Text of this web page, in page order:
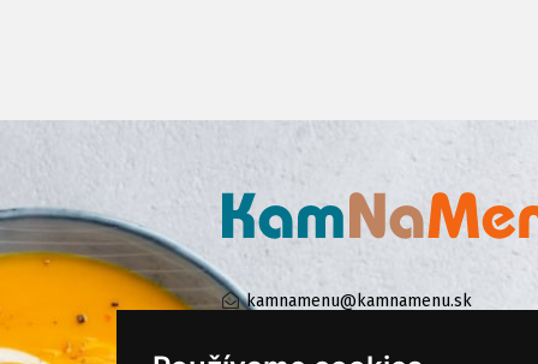
kamnamenu@kamnamenu.sk
instagram/kamnamenu.sk